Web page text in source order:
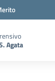
Agata